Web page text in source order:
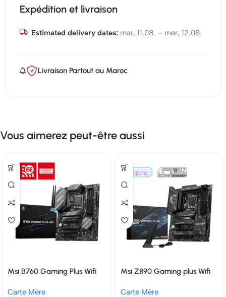
Expédition et livraison
Estimated delivery dates: mar, 11.08. – mer, 12.08.
Livraison Partout au Maroc
Vous aimerez peut-être aussi
Msi B760 Gaming Plus Wifi
Carte Mère
Msi Z890 Gaming plus Wifi
Carte Mère